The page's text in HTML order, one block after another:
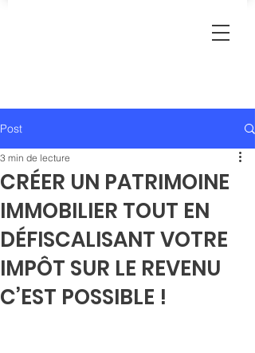
Post
CRÉER UN PATRIMOINE
IMMOBILIER TOUT EN
DÉFISCALISANT VOTRE
IMPÔT SUR LE REVENU
C’EST POSSIBLE !
3 min de lecture